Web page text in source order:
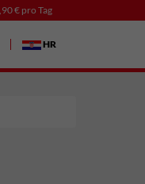
€ pro Tag
HR